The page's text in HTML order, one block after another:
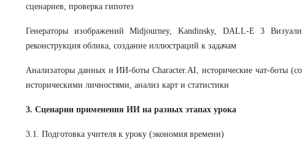
сценариев, проверка гипотез
Генераторы изображений Midjourney, Kandinsky, DALL-E 3
реконструкция облика, создание иллюстраций к задачам
Анализаторы данных и ИИ-боты Character.AI, исторические чат-боты
историческими личностями, анализ карт и статистики
3. Сценарии применения ИИ на разных этапах урока
3.1. Подготовка учителя к уроку (экономия времени)